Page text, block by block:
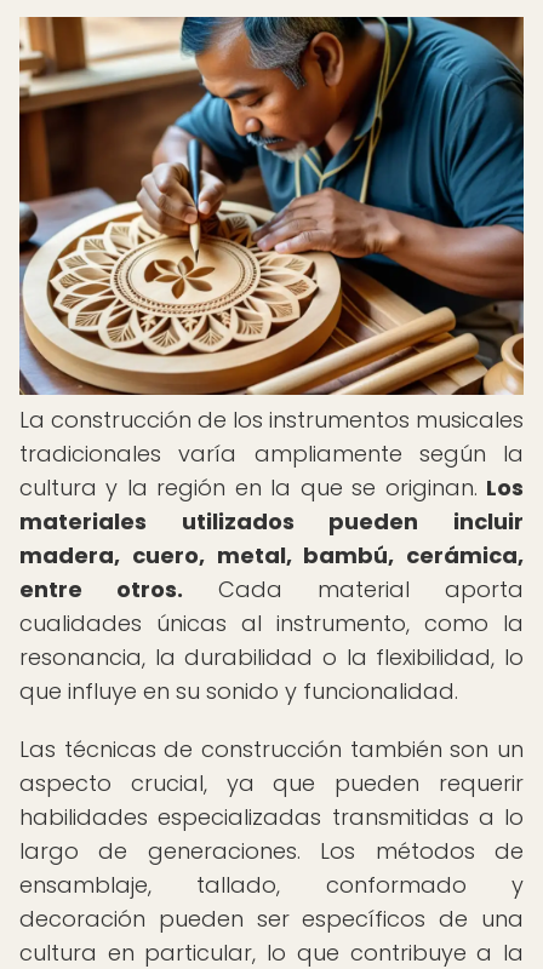
La construcción de los instrumentos musicales
tradicionales varía ampliamente según la
cultura y la región en la que se originan. Los
materiales utilizados pueden incluir
madera, cuero, metal, bambú, cerámica,
entre otros. Cada material aporta
cualidades únicas al instrumento, como la
resonancia, la durabilidad o la flexibilidad, lo
que influye en su sonido y funcionalidad.
Las técnicas de construcción también son un
aspecto crucial, ya que pueden requerir
habilidades especializadas transmitidas a lo
largo de generaciones. Los métodos de
ensamblaje, tallado, conformado y
decoración pueden ser específicos de una
cultura en particular, lo que contribuye a la